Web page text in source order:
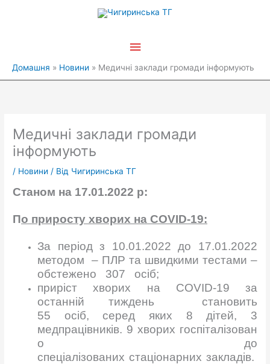
Головне
Домашня Новини Медичні заклади громади інформують
Медичні заклади громади
інформують
/ Новини / Від Чигиринська ТГ
Станом на 17.01.2022 р:
По приросту хворих наCOVID-19:
За період з 10.01.2022 до 17.01.2022
методом – ПЛР та швидкими тестами –
обстежено 307 осіб;
приріст хворих на COVID-19 за
останній тиждень становить
55 осіб, серед яких 8 дітей, 3
медпрацівників. 9 хворих госпіталізован
о до
спеціалізованих стаціонарних закладів.